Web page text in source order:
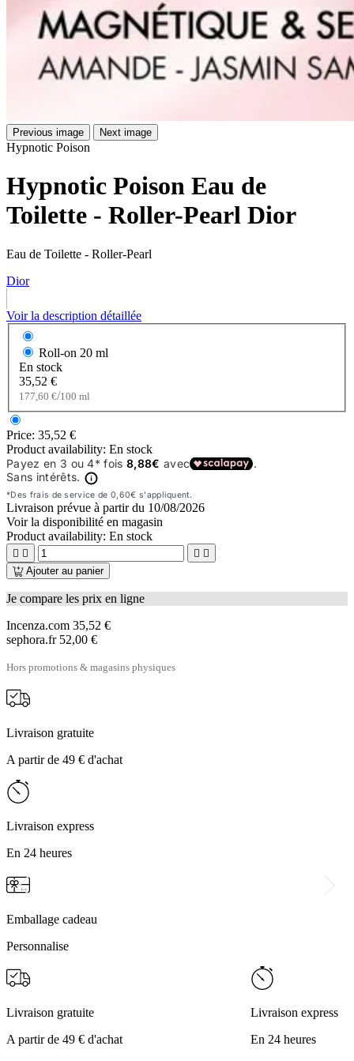
Previous image Next image
Hypnotic Poison
Hypnotic Poison Eau de
Toilette - Roller-Pearl Dior
Eau de Toilette - Roller-Pearl
Dior
Voir la description détaillée
Roll-on 20 ml
En stock
35,52 €
177,60 €/100 ml
Price: 35,52 €
Product availability: En stock
Livraison prévue à partir du 10/08/2026
Voir la disponibilité en magasin
Product availability: En stock
   
Ajouter au panier
Je compare les prix en ligne
Incenza.com 35,52 €
sephora.fr 52,00 €
Hors promotions & magasins physiques
Livraison gratuite
A partir de 49 € d'achat
Livraison express
En 24 heures
Emballage cadeau
Personnalise
Livraison gratuite
A partir de 49 € d'achat
Livraison express
En 24 heures